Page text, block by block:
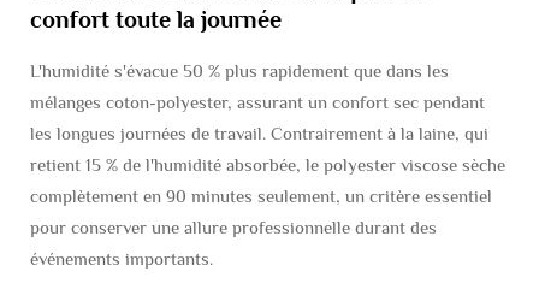
confort toute la journée
L'humidité s'évacue 50 % plus rapidement que dans les
mélanges coton-polyester, assurant un confort sec pendant
les longues journées de travail. Contrairement à la laine, qui
retient 15 % de l'humidité absorbée, le polyester viscose sèche
complètement en 90 minutes seulement, un critère essentiel
pour conserver une allure professionnelle durant des
événements importants.